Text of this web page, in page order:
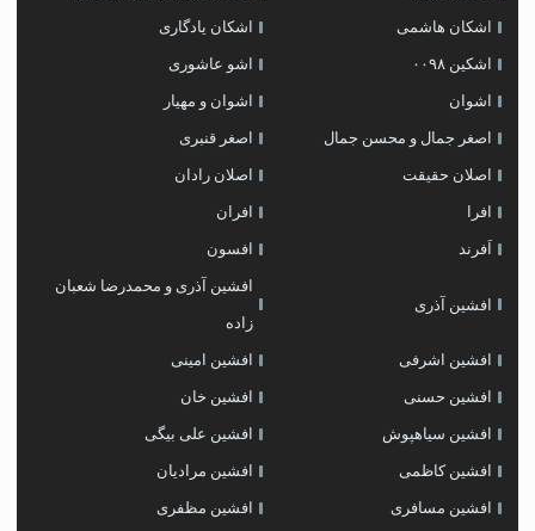
اشکان هاشمی اشکان یادگاری
اشکین ۰۰۹۸ اشو عاشوری
اشوان اشوان و مهیار
اصغر جمال و محسن جمال اصغر قنبری
اصلان حقیقت اصلان رادان
افرا افران
اَفرند افسون
افشین آذری
افشین آذری و محمدرضا شعبان
زاده
افشین اشرفی افشین امینی
افشین حسنی افشین خان
افشین سیاهپوش افشین علی بیگی
افشین کاظمی افشین مرادیان
افشین مسافری افشین مظفری